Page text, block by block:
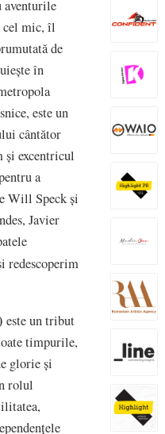
aventurile
cel mic, îl
de
în
este un
cântător
și excentricul
a
Will Speck și
Javier
redescoperim
este un tribut
timpurile,
glorie și
rolul